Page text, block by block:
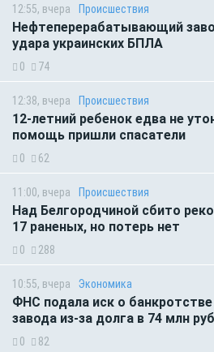
12:55, вчера Происшествия
Нефтеперерабатывающий
удара украинских БПЛА
0 74
12:38, вчера Происшествия
12-летний ребенок едва не
помощь пришли спасатели
0 62
11:00, вчера Происшествия
Над Белгородчиной сбито
17 раненых, но потерь нет
0 288
10:55, вчера Экономика
ФНС подала иск о
завода из-за долга в 74 млн
0 82